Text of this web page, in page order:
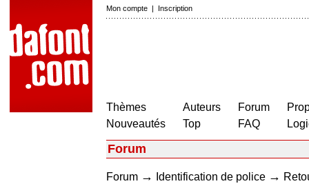
Mon compte | Inscription
Thèmes
Nouveautés
Auteurs
Top
Forum
FAQ
Forum
Forum → Identification de police →